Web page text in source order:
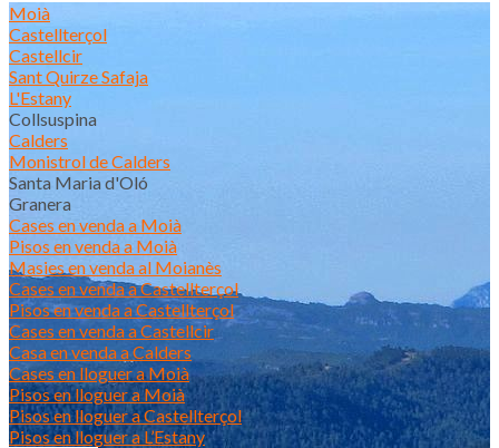
Moià
Castellterçol
Castellcir
Sant Quirze Safaja
L'Estany
Collsuspina
Calders
Monistrol de Calders
Santa Maria d'Oló
Granera
Cases en venda a Moià
Pisos en venda a Moià
Masies en venda al Moianès
Cases en venda a Castellterçol
Pisos en venda a Castellterçol
Cases en venda a Castellcir
Casa en venda a Calders
Cases en lloguer a Moià
Pisos en lloguer a Moià
Pisos en lloguer a Castellterçol
Pisos en lloguer a L’Estany